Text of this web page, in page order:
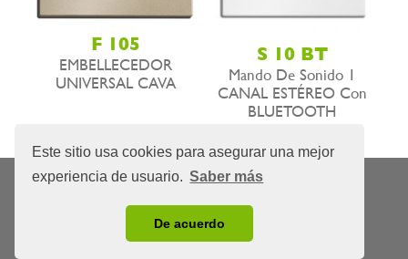
Este sitio usa cookies para asegurar una mejor
experiencia de usuario. Saber más
De acuerdo
F 105
EMBELLECEDOR
UNIVERSAL CAVA
S 10 BT
Mando De Sonido 1
CANAL ESTÉREO Con
BLUETOOTH
Nota Legal | Privacidad | Política de cookies
© 2026 Domótica y Sonido, S.L.L.